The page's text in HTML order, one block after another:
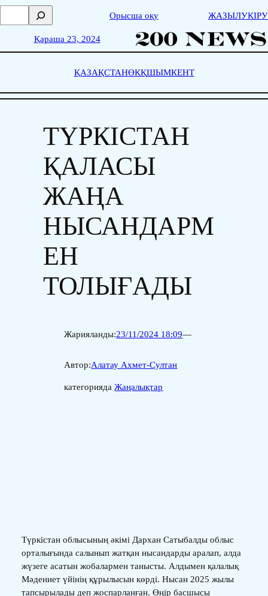
Skip
о
с
Орысша оқу ЖАЗЫЛУКІРУ
Қараша 23, 2024
ҚАЗАҚСТАНӨКҚШЫМКЕНТ
ТҮРКІСТАН
ҚАЛАСЫ
ЖАҢА
НЫСАНДАРМ
ЕН
ТОЛЫҒАДЫ
Жарияланды:23/11/2024 18:09—
Автор:Алатау Ахмет-Султан
категориядаЖаңалықтар
Түркістан облысының әкімі Дархан Сатыбалды облыс
орталығында салынып жатқан нысандарды аралап, алда
жүзеге асатын жобалармен танысты. Алдымен қалалық
Мәдениет үйінің құрылысын көрді. Нысан 2025 жылы
тапсырылады деп жоспарланған. Өңір басшысы